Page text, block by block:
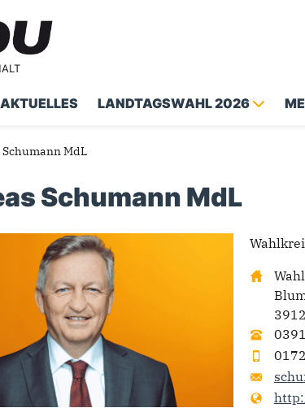
AKTUELLES LANDTAGSWAHL 2026
MdL
Schumann MdL